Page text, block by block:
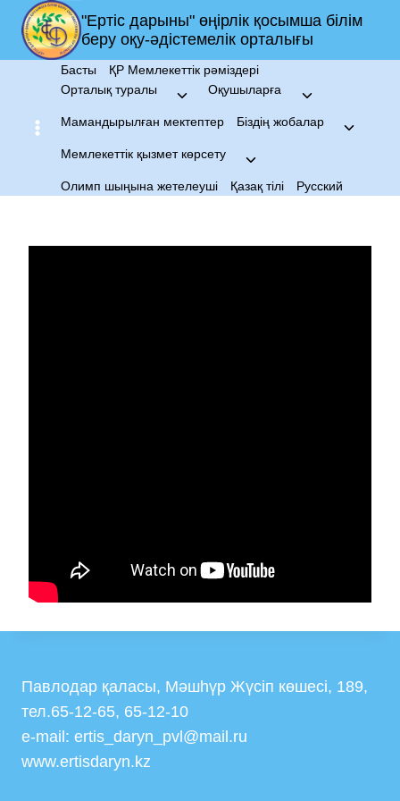
Skip
content
"Ертіс дарыны" өңірлік қосымша білім
беру оқу-әдістемелік орталығы
Басты
ҚР Мемлекеттік рәміздері
Орталық туралы
ToggleОқушыларға
Toggle
menu
Мамандырылған мектептер Біздің жобалар
Toggle
Мемлекеттік қызмет көрсету
Toggle
child
menu
Олимп шыңына жетелеуші Қазақ тілі Русский
Павлодар қаласы, Мәшһүр Жүсіп көшесі, 189,
тел.65-12-65, 65-12-10
e-mail: ertis_daryn_pvl@mail.ru
www.ertisdaryn.kz